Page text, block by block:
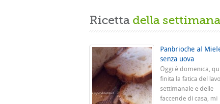
Ricetta della settimana
Panbrioche al
senza uova
Oggi è domenica,
finita la fatica del
settimanale e delle
faccende di casa, mi